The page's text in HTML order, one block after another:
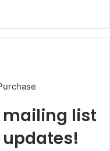
mailing list